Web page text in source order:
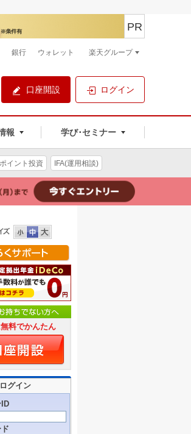
口座開設 ログイン
報 学び･セミナー
PR
銀行 ウォレット 楽天グループ
ポイント投資 IFA(運用相談)
料でかんたん
グイン
ID